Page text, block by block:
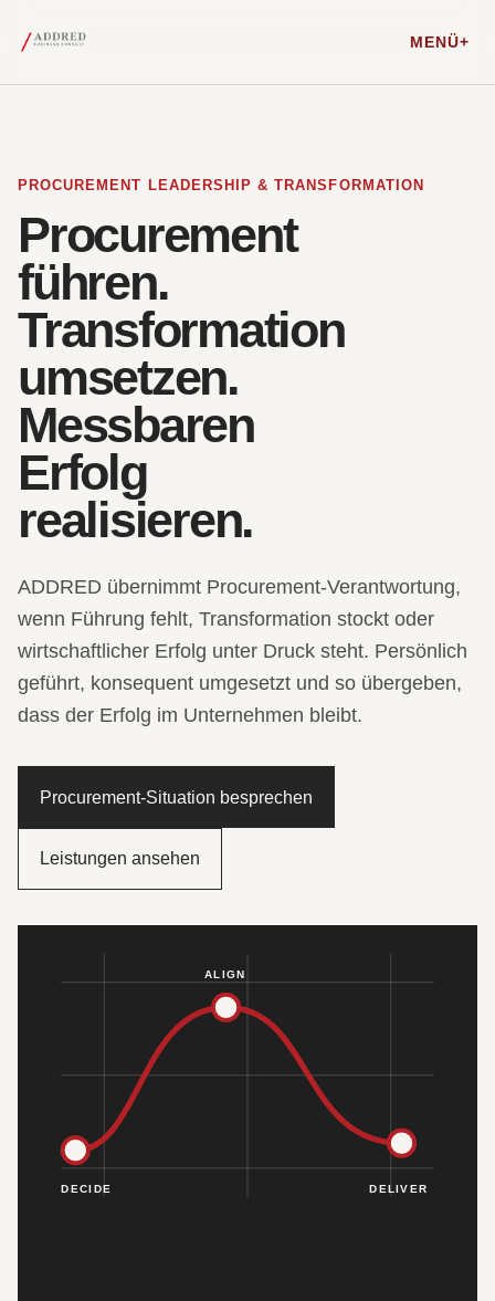
MENÜ
PROCUREMENT LEADERSHIP & TRANSFORMATION
Procurement
führen.
Transformation
umsetzen.
Messbaren
Erfolg
realisieren.
ADDRED übernimmt Procurement-Verantwortung,
wenn Führung fehlt, Transformation stockt oder
wirtschaftlicher Erfolg unter Druck steht. Persönlich
geführt, konsequent umgesetzt und so übergeben,
dass der Erfolg im Unternehmen bleibt.
Procurement-Situation besprechen
Leistungen ansehen